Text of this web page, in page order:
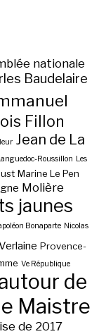
nationale
Baudelaire
Fillon
Jean de La
Roussillon Les
Marine Le Pen
Molière
jaunes
Bonaparte Nicolas
Provence-
Ve République
de
Maistre
de 2017